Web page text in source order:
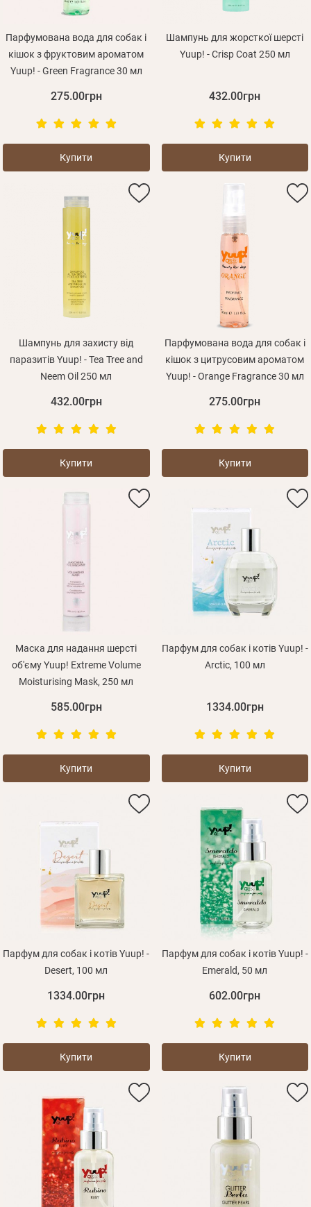
Парфумована вода для собак і
кішок з фруктовим ароматом
Yuup! - Green Fragrance 30 мл
275.00грн
Купити
Шампунь для жорсткої шерсті
Yuup! - Crisp Coat 250 мл
432.00грн
Купити
Шампунь для захисту від
паразитів Yuup! - Tea Tree and
Neem Oil 250 мл
432.00грн
Купити
Парфумована вода для собак і
кішок з цитрусовим ароматом
Yuup! - Orange Fragrance 30 мл
275.00грн
Купити
Маска для надання шерсті
об'єму Yuup! Extreme Volume
Moisturising Mask, 250 мл
585.00грн
Купити
Парфум для собак і котів Yuup! -
Arctic, 100 мл
1334.00грн
Купити
Парфум для собак і котів Yuup! -
Desert, 100 мл
1334.00грн
Купити
Парфум для собак і котів Yuup! -
Emerald, 50 мл
602.00грн
Купити